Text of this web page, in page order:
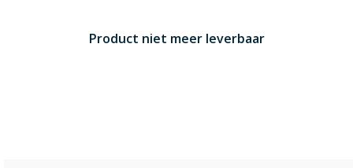
Product niet meer leverbaar